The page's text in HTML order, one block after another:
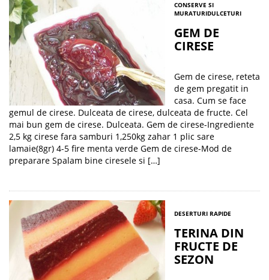
CONSERVE SI
MURATURIDULCETURI
GEM DE
CIRESE
Gem de cirese, reteta
de gem pregatit in
casa. Cum se face
gemul de cirese. Dulceata de cirese, dulceata de fructe. Cel
mai bun gem de cirese. Dulceata. Gem de cirese-Ingrediente
2,5 kg cirese fara samburi 1,250kg zahar 1 plic sare
lamaie(8gr) 4-5 fire menta verde Gem de cirese-Mod de
preparare Spalam bine ciresele si […]
DESERTURI RAPIDE
TERINA DIN
FRUCTE DE
SEZON